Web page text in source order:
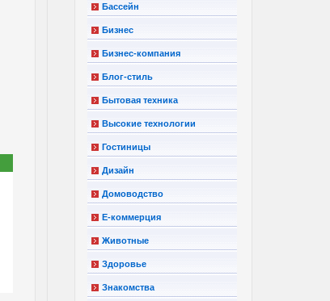
Бассейн
Бизнес
Бизнес-компания
Блог-стиль
Бытовая техника
Высокие технологии
Гостиницы
Дизайн
Домоводство
Е-коммерция
Животные
Здоровье
Знакомства